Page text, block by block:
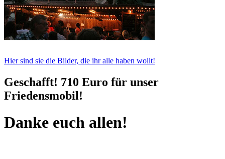
Hier sind sie die Bilder, die ihr alle haben wollt!
Geschafft! 710 Euro für unser
Friedensmobil!
Danke euch allen!